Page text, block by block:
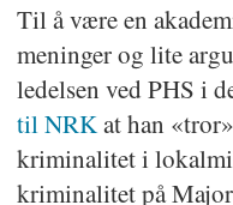
Til å være en
meninger og lite
ledelsen ved PHS i
til NRKat han
kriminalitet i
kriminalitet på